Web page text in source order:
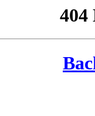
404